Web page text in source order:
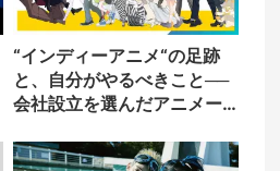
“インディーアニメ“の足跡
と、自分がやるべきこと──
会社設立を選んだアニメー